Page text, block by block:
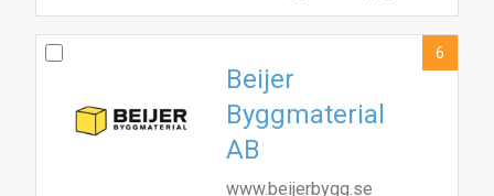
Beijer
Byggmaterial
AB
www.beijerbygg.se
6